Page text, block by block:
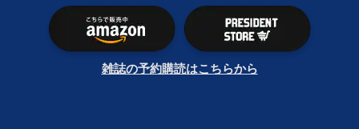
雑誌の予約購読はこちらから